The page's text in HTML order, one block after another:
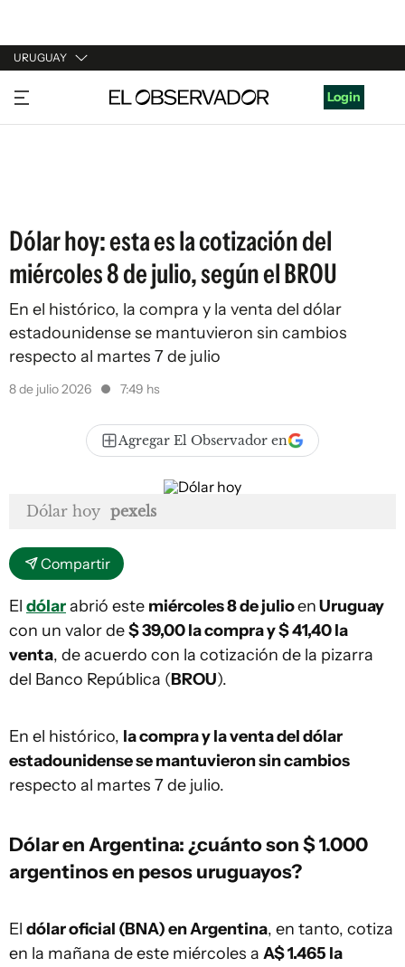
URUGUAY
URUGUAY
ARGENTINA
Login
Dólar hoy: esta es la cotización del
miércoles 8 de julio, según el BROU
En el histórico, la compra y la venta del dólar
estadounidense se mantuvieron sin cambios
respecto al martes 7 de julio
8 de julio 2026 7:49 hs
Agregar El Observador en
Dólar hoy pexels
Compartir
El dólarabrió este miércoles 8 de julioenUruguay
con un valor de$ 39,00 la compra y $ 41,40la
venta, de acuerdo con la cotización de la pizarra
del Banco República (BROU).
En el histórico, la compra y la venta del dólar
estadounidense se mantuvieron sin cambios
respecto al martes 7 de julio.
Dólar en Argentina: ¿cuánto son $ 1.000
argentinos en pesos uruguayos?
El dólar oficial (BNA) en Argentina, en tanto, cotiza
en la mañana de este miércoles a A$ 1.465 la